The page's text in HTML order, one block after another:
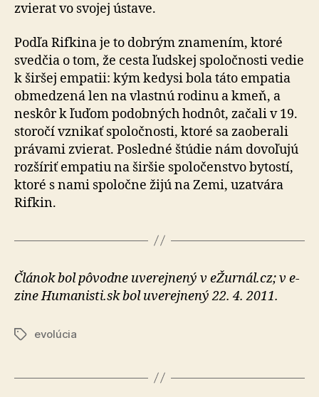
zvierat vo svojej ústave.
Podľa Rifkina je to dobrým znamením, ktoré
svedčia o tom, že cesta ľudskej spoločnosti vedie
k širšej empatii: kým kedysi bola táto empatia
obmedzená len na vlastnú rodinu a kmeň, a
neskôr k ľuďom podobných hodnôt, začali v 19.
storočí vznikať spoločnosti, ktoré sa zaoberali
právami zvierat. Posledné štúdie nám dovoľujú
rozšíriť empatiu na širšie spoločenstvo bytostí,
ktoré s nami spoločne žijú na Zemi, uzatvára
Rifkin.
Článok bol pôvodne uverejnený v eŽurnál.cz; v e-
zine Humanisti.sk bol uverejnený 22. 4. 2011.
Značkyevolúcia